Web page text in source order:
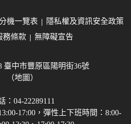
機一覽表
隱私權及資訊安全政策
務條款
無障礙宣告
臺中市豐原區陽明街36號
（地圖）
：04-22289111
17:00，彈性上下班時間：8:00-